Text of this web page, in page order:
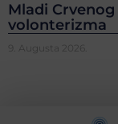
Mladi
volonterizma
9. Augusta 2026.